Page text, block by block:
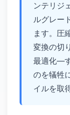
ンテリジ
ルグレー
ます。圧
変換の切
最適化—
のを犠牲
イルを取